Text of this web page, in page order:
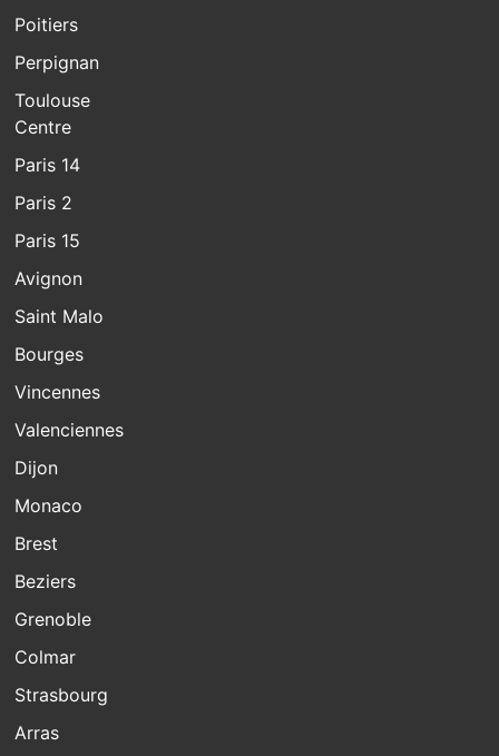
Poitiers
Perpignan
Toulouse
Centre
Paris 14
Paris 2
Paris 15
Avignon
Saint Malo
Bourges
Vincennes
Valenciennes
Dijon
Monaco
Brest
Beziers
Grenoble
Colmar
Strasbourg
Arras